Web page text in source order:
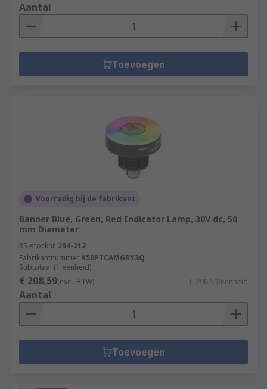
Aantal
Toevoegen
Voorradig bij de fabrikant
Banner Blue, Green, Red Indicator Lamp, 30V dc, 50
mm Diameter
RS-stocknr. 294-212
Fabrikantnummer K50PTCAMGRY3Q
Subtotaal (1 eenheid)
€ 208,59(excl. BTW) € 208,59/eenheid
Aantal
Toevoegen